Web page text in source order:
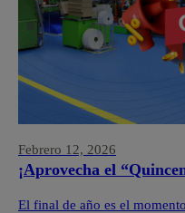
Febrero 12, 2026
¡Aprovecha el
El final de año es el